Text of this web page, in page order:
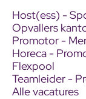
Host(ess) -
Opvallers
Promotor -
Horeca -
Flexpool
Teamleider -
Alle vacatures